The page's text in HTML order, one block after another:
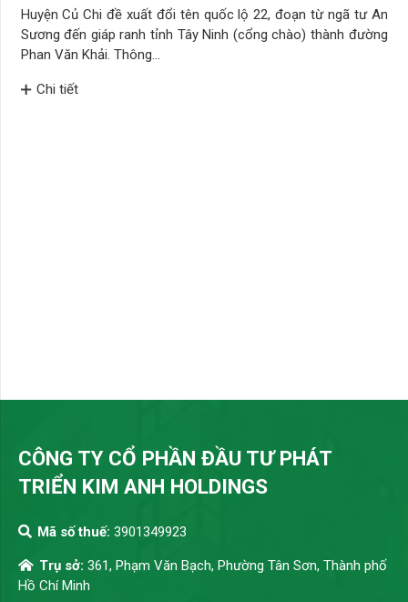
Huyện Củ Chi đề xuất đổi tên quốc lộ 22, đoạn từ ngã tư An
Sương đến giáp ranh tỉnh Tây Ninh (cổng chào) thành đường
Phan Văn Khải. Thông…
Chi tiết
CÔNG TY CỔ PHẦN ĐẦU TƯ PHÁT
TRIỂN KIM ANH HOLDINGS
Mã số thuế: 3901349923
Trụ sở: 361, Phạm Văn Bạch, Phường Tân Sơn, Thành phố
Hồ Chí Minh